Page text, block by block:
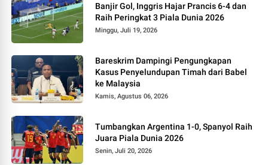
Banjir Gol, Inggris Hajar Prancis 6-4 dan
Raih Peringkat 3 Piala Dunia 2026
Minggu, Juli 19, 2026
Bareskrim Dampingi Pengungkapan
Kasus Penyelundupan Timah dari Babel
ke Malaysia
Kamis, Agustus 06, 2026
Tumbangkan Argentina 1-0, Spanyol Raih
Juara Piala Dunia 2026
Senin, Juli 20, 2026